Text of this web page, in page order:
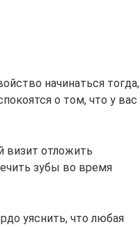
начинаться тогда,
о том, что у вас
визит отложить
зубы во время
уяснить, что любая